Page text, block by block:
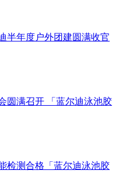
半年度户外团建圆满收官
圆满召开 「蓝尔迪泳池胶
检测合格「蓝尔迪泳池胶